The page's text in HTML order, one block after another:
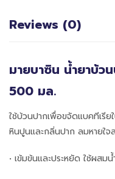
Reviews (0)
มายบาซิน น้ำยาบ้
500 มล.
ใช้บ้วนปากเพื่อขจัดแบคทีเรีย
หินปูนและกลิ่นปาก ลมหายใจ
• เข้มข้นและประหยัด ใช้ผสมน้